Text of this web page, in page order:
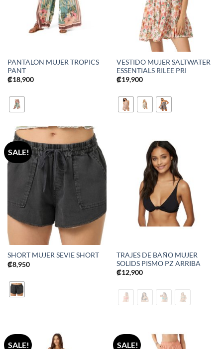
PANTALON MUJER TROPICS
PANT
₡18,900
VESTIDO MUJER SALTWATER
ESSENTIALS RILEE PRI
₡19,900
SALE!
SHORT MUJER SEVIE SHORT
₡8,950
TRAJES DE BAÑO MUJER
SOLIDS PISMO PZ ARRIBA
₡12,900
SALE! SALE!